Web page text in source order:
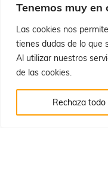
Tenemos muy
Las cookies nos
tienes dudas de lo que
Al utilizar nuestros
de las cookies.
Rechaza todo
©